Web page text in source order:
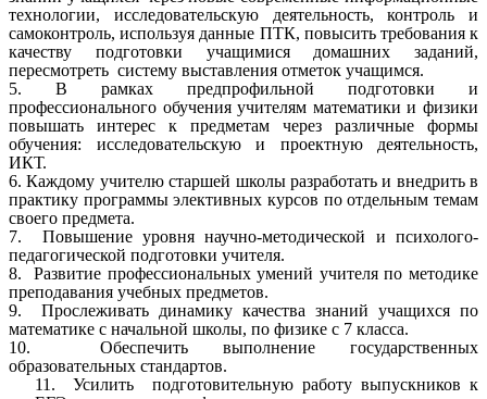
технологии, исследовательскую деятельность, контроль и
самоконтроль, используя данные ПТК, повысить требования к
качеству подготовки учащимися домашних заданий,
пересмотреть систему выставления отметок учащимся.
5. В рамках предпрофильной подготовки и
профессионального обучения учителям математики и физики
повышать интерес к предметам через различные формы
обучения: исследовательскую и проектную деятельность,
ИКТ.
6. Каждому учителю старшей школы разработать и внедрить в
практику программы элективных курсов по отдельным темам
своего предмета.
7. Повышение уровня научно-методической и психолого-
педагогической подготовки учителя.
8. Развитие профессиональных умений учителя по методике
преподавания учебных предметов.
9. Прослеживать динамику качества знаний учащихся по
математике с начальной школы, по физике с 7 класса.
10. Обеспечить выполнение государственных
образовательных стандартов.
11. Усилить подготовительную работу выпускников к